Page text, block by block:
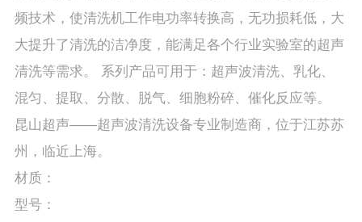
频技术，使清洗机工作电功率转换高，无功损耗低，大
大提升了清洗的洁净度，能满足各个行业实验室的超声
清洗等需求。 系列产品可用于：超声波清洗、乳化、
混匀、提取、分散、脱气、细胞粉碎、催化反应等。
昆山超声——超声波清洗设备专业制造商，位于江苏苏
州，临近上海。
材质：
型号：